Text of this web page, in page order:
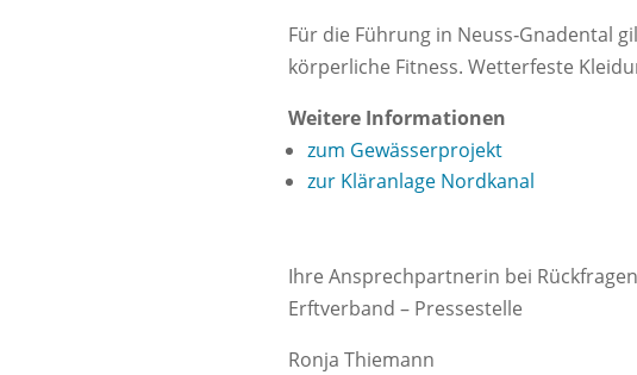
Für die Führung in Neuss‑Gnadental
körperliche Fitness. Wetterfeste
Weitere Informationen
zum Gewässerprojekt
zur Kläranlage Nordkanal
Ihre Ansprechpartnerin bei
Erftverband – Pressestelle
Ronja Thiemann